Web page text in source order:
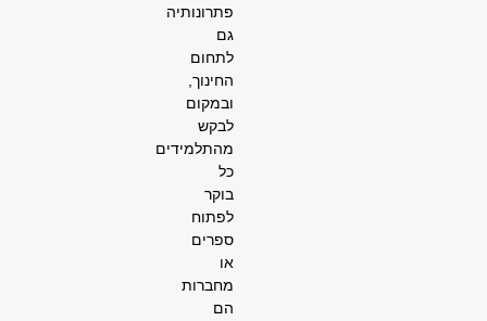
פתרונותיה
גם
לתחום
החינוך,
ובמקום
לבקש
מהתלמידים
כל
בוקר
לפתוח
ספרים
או
מחברות
הם